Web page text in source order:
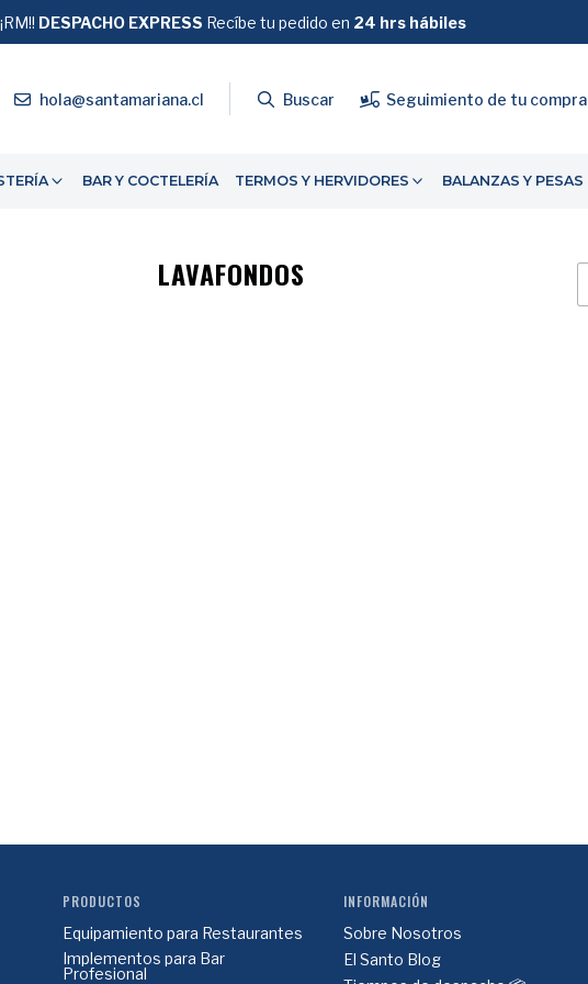
hola@santamariana.cl Buscar Seguimiento de tu compra
BAR Y COCTELERÍA TERMOS Y HERVIDORES BALANZAS Y PESAS
GRATIS SOBRE $39.990
DESPACHO EXPRESS Recíbe tu pedido en 24 hrs hábiles
LAVAFONDOS
PRODUCTOS
Equipamiento para Restaurantes
Implementos para Bar
Profesional
INFORMACIÓN
Sobre Nosotros
El Santo Blog